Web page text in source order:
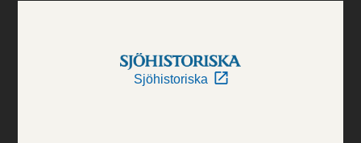
Sjöhistoriska